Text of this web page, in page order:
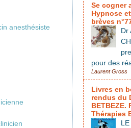
anesthésiste
Se cogner
Hypnose
brèves
Dr
pour des
Laurent Gross
Livres en
rendus du
BETBEZE.
Thérapies